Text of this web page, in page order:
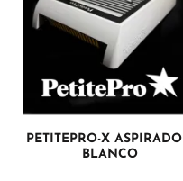
PETITEPRO-X
BLANCO